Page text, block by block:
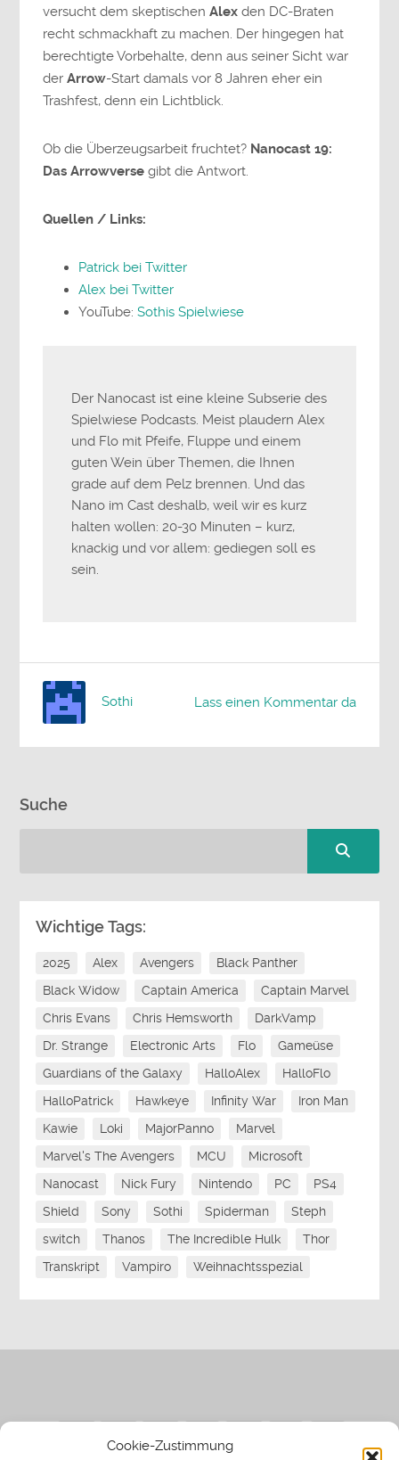
Cookie-Zustimmung
versucht dem skeptischenAlex den DC-Braten
recht schmackhaft zu machen. Der hingegen hat
berechtigte Vorbehalte, denn aus seiner Sicht war
derArrow-Start damals vor 8 Jahren eher ein
Trashfest, denn ein Lichtblick.
Ob die Überzeugsarbeit fruchtet? Nanocast 19:
Das Arrowverse gibt die Antwort.
Quellen / Links:
Patrick bei Twitter
Alex bei Twitter
YouTube:Sothis Spielwiese
Der Nanocast ist eine kleine Subserie des
Spielwiese Podcasts. Meist plaudern Alex
und Flo mit Pfeife, Fluppe und einem
guten Wein über Themen, die Ihnen
grade auf dem Pelz brennen. Und das
Nano im Cast deshalb, weil wir es kurz
halten wollen: 20-30 Minuten – kurz,
knackig und vor allem: gediegen soll es
sein.
Lass einen Kommentar da
Sothi
Suche
Wichtige Tags:
2025 Alex Avengers
Black Panther
Black Widow
Captain America
Captain Marvel
Chris Evans
Chris Hemsworth
DarkVamp
Dr. Strange
Electronic Arts Flo
Gameüse
Guardians of the Galaxy
HalloAlex
HalloFlo
HalloPatrick
Hawkeye Infinity War
Iron Man
Kawie
Loki MajorPanno
Marvel
Marvel's The Avengers
MCU
Microsoft
Nanocast
Nick Fury Nintendo PC
PS4
Shield
Sony Sothi Spiderman
Steph
switch
Thanos The Incredible Hulk
Thor
Transkript
Vampiro Weihnachtsspezial